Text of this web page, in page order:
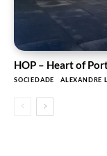
HOP – Heart of
SOCIEDADE ALEXANDRE